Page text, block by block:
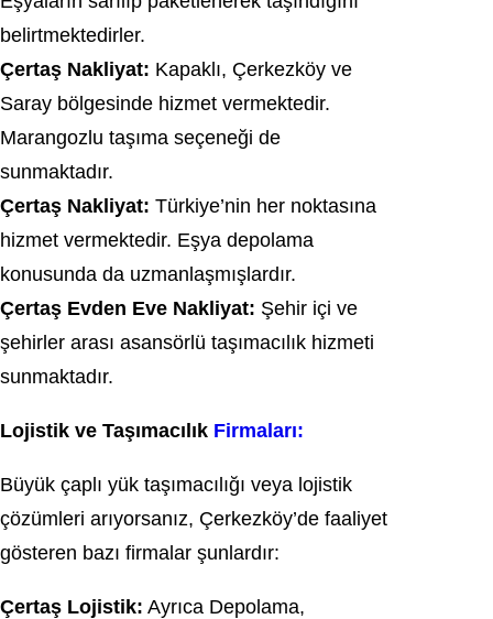
belirtmektedirler.
Çertaş Nakliyat: Kapaklı, Çerkezköy ve
Saray bölgesinde hizmet vermektedir.
Marangozlu taşıma seçeneği de
sunmaktadır.
Çertaş Nakliyat: Türkiye’nin her noktasına
hizmet vermektedir. Eşya depolama
konusunda da uzmanlaşmışlardır.
Çertaş Evden Eve Nakliyat: Şehir içi ve
şehirler arası asansörlü taşımacılık hizmeti
sunmaktadır.
Lojistik ve Taşımacılık Firmaları:
Büyük çaplı yük taşımacılığı veya lojistik
çözümleri arıyorsanız, Çerkezköy’de faaliyet
gösteren bazı firmalar şunlardır:
Çertaş Lojistik: Ayrıca Depolama,